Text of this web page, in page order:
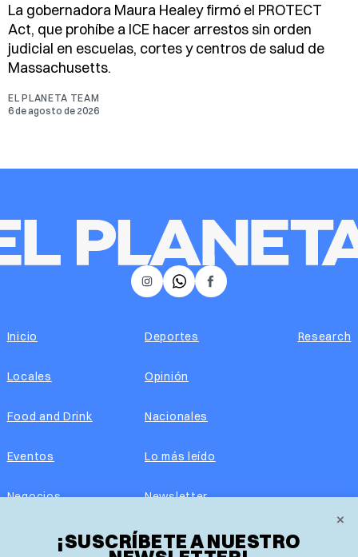
La gobernadora Maura Healey firmó el PROTECT
Act, que prohíbe a ICE hacer arrestos sin orden
judicial en escuelas, cortes y centros de salud de
Massachusetts.
EL PLANETA TEAM
6 de agosto de 2026
×
¡SUSCRÍBETE A NUESTRO
𝕏 Facebook
Instagram
Inicio
Locales
Food and Drink
Eventos
Negocios
Real Estate
Deportes
Opinión
Nacionales
Lo más leído
Newsletter
Edición impresa
Research